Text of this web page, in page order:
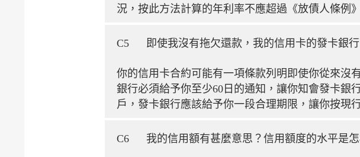
況，按此方法計算的年利率不應超過《放債人條例
C5 即使我沒有拖欠還款，我的信用卡的發卡銀
你的信用卡合約可能有一項條款列明即使你從來沒
銀行必須給予你至少60日的通知，讓你知會發卡銀
戶，發卡銀行應該給予你一段合理期限，讓你按現
C6 我的信用額有甚麼意思？信用額度的水平是